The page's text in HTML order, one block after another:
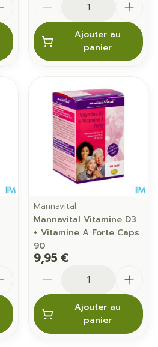
Ajouter au
panier
Mannavital
Mannavital Vitamine D3
+ Vitamine A Forte Caps
90
9,95 €
Ajouter au
panier